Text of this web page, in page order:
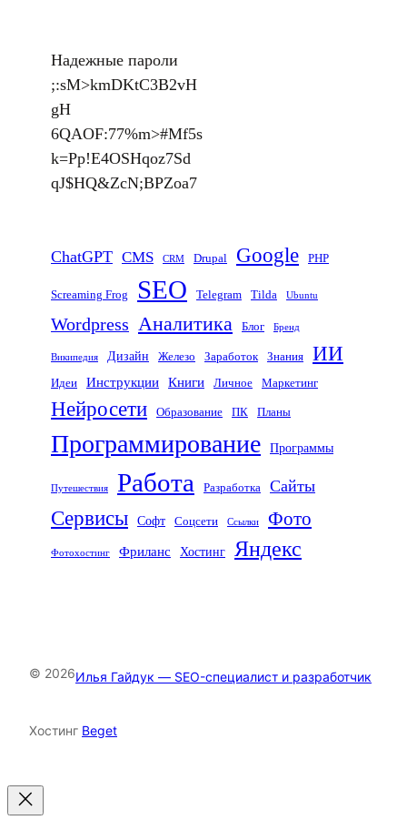
s
A
p
u
b
т
а
т
е
t
e
r
m
Надежные пароли
;:sM>kmDKtC3B2vH
gH
6QAOF:77%m>#Mf5s
k=Pp!E4OSHqoz7Sd
qJ$HQ&ZcN;BPZoa7
ChatGPT CMS CRM Drupal Google PHP
Screaming Frog SEO Telegram Tilda Ubuntu
Wordpress Аналитика Блог Бренд
Википедия Дизайн Железо Заработок Знания ИИ
Идеи Инструкции Книги Личное Маркетинг
Нейросети Образование ПК Планы
Программирование Программы
Путешествия Работа Разработка Сайты
Сервисы Софт Соцсети Ссылки Фото
Фотохостинг Фриланс Хостинг Яндекс
© 2026Илья Гайдук — SEO-специалист и разработчик
Хостинг Beget